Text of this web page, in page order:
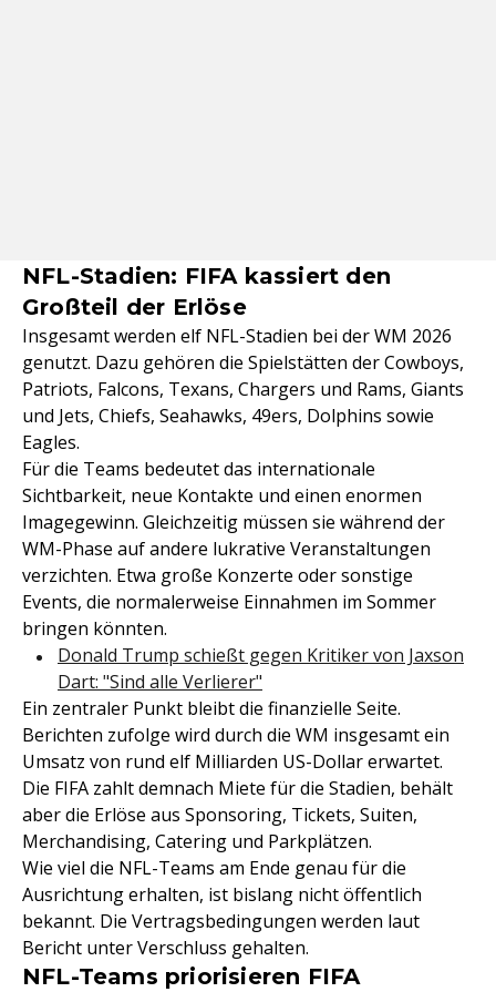
NFL-Stadien: FIFA kassiert den
Großteil der Erlöse
Insgesamt werden elf NFL-Stadien bei der WM 2026
genutzt. Dazu gehören die Spielstätten der Cowboys,
Patriots, Falcons, Texans, Chargers und Rams, Giants
und Jets, Chiefs, Seahawks, 49ers, Dolphins sowie
Eagles.
Für die Teams bedeutet das internationale
Sichtbarkeit, neue Kontakte und einen enormen
Imagegewinn. Gleichzeitig müssen sie während der
WM-Phase auf andere lukrative Veranstaltungen
verzichten. Etwa große Konzerte oder sonstige
Events, die normalerweise Einnahmen im Sommer
bringen könnten.
Donald Trump schießt gegen Kritiker von Jaxson
Dart: "Sind alle Verlierer"
Ein zentraler Punkt bleibt die finanzielle Seite.
Berichten zufolge wird durch die WM insgesamt ein
Umsatz von rund elf Milliarden US-Dollar erwartet.
Die FIFA zahlt demnach Miete für die Stadien, behält
aber die Erlöse aus Sponsoring, Tickets, Suiten,
Merchandising, Catering und Parkplätzen.
Wie viel die NFL-Teams am Ende genau für die
Ausrichtung erhalten, ist bislang nicht öffentlich
bekannt. Die Vertragsbedingungen werden laut
Bericht unter Verschluss gehalten.
NFL-Teams priorisieren FIFA